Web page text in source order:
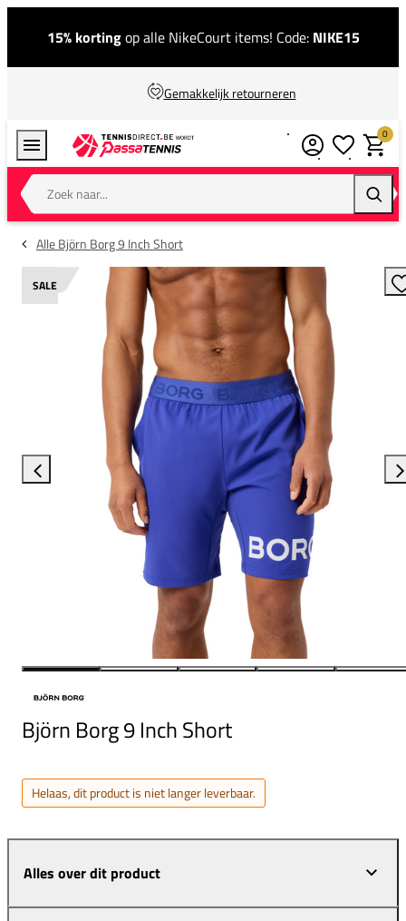
15% kortingop alle NikeCourt items! Code: NIKE15
Gemakkelijk retourneren
Zoek naar...
0
Alle Björn Borg 9 Inch Short
SALE
Björn Borg 9 Inch Short
Helaas, dit product is niet langer leverbaar.
Alles over dit product